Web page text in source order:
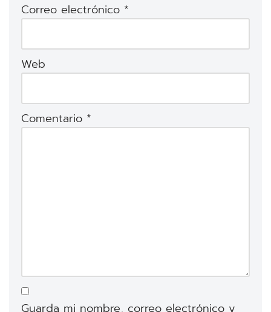
Correo electrónico *
Web
Comentario *
Guarda mi nombre, correo electrónico y